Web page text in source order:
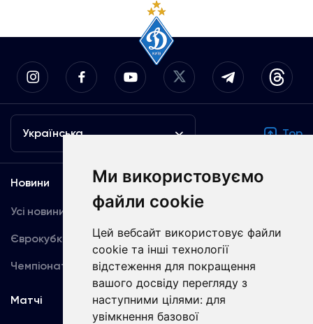
Ми використовуємо
файли cookie
Цей вебсайт використовує файли
cookie та інші технології
відстеження для покращення
вашого досвіду перегляду з
наступними цілями: для
увімкнення базової
Українська Top
Новини
Усі новини
Єврокубки
Чемпіонат України
Медіа
Динамо TV
Фотогалерея
Акредитація
Матчі Команда